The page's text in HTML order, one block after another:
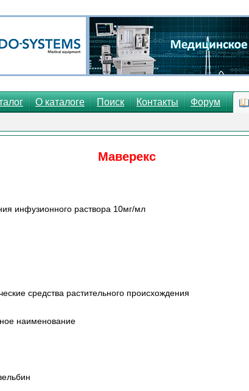
О каталоге Поиск Контакты Форум
Маверекс
инфузионного раствора 10мг/мл
средства растительного происхождения
наименование